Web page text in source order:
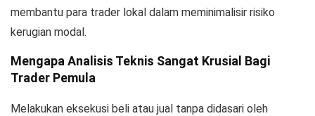
membantu para trader lokal dalam meminimalisir risiko
kerugian modal.
Mengapa Analisis Teknis Sangat Krusial Bagi
Trader Pemula
Melakukan eksekusi beli atau jual tanpa didasari oleh